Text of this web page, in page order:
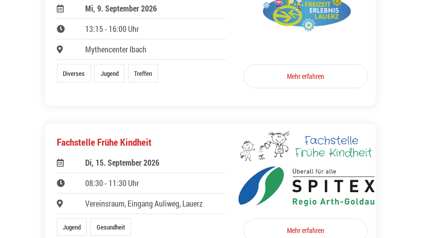
Mi, 9. September 2026
13:15 - 16:00 Uhr
Mythencenter Ibach
Diverses Jugend Treffen Mehr erfahren
Fachstelle Frühe Kindheit
Di, 15. September 2026
08:30 - 11:30 Uhr
Vereinsraum, Eingang Auliweg, Lauerz
Jugend Gesundheit Mehr erfahren